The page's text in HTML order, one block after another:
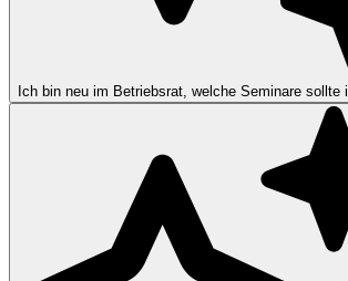
Ich bin neu im Betriebsrat, welche Seminare sollte